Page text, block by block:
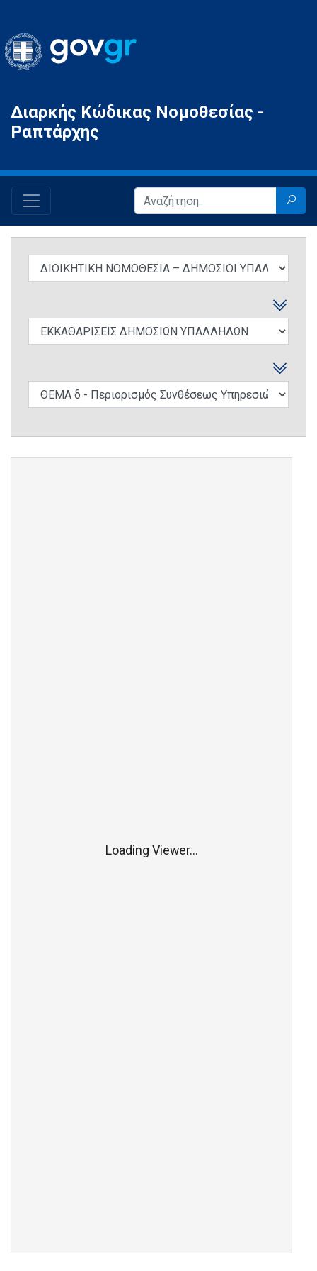
Gov.gr
Διαρκής Κώδικας Νομοθεσίας -
Ραπτάρχης
Loading Viewer...